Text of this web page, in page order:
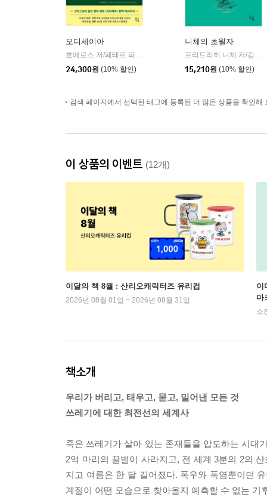
오디세이아
호메로스 저/페테르 파울 루벤스 그림/박문재 역 |
현대지성
24,300원 (10% 할인)
니체의 초월자
프리드리히 니체 저/김철 편역
15,210원 (10% 할인)
검색 페이지에서 선택된 태그에 등록된 더 많은 상품을 확인해
이 상품의 이벤트 (12개)
이달의 책 8월 : 산리오캐릭터즈 유리컵
2026년 08월 01일 ~ 2026년 08월 31일
이
마
소
책소개
우리가 버리고, 태우고, 묻고, 밀어낸 모든 것
쓰레기에 대한 최전선의 세계사
죽은 쓰레기가 살아 있는 존재들을 압도하는 시대
2억 마리의 꿀벌이 사라지고, 전 세계 3분의 2의
지고 여름은 한 달 길어졌다. 폭우와 폭염뿐이던
계절이 어떤 모습으로 찾아올지 예측할 수 없는 기